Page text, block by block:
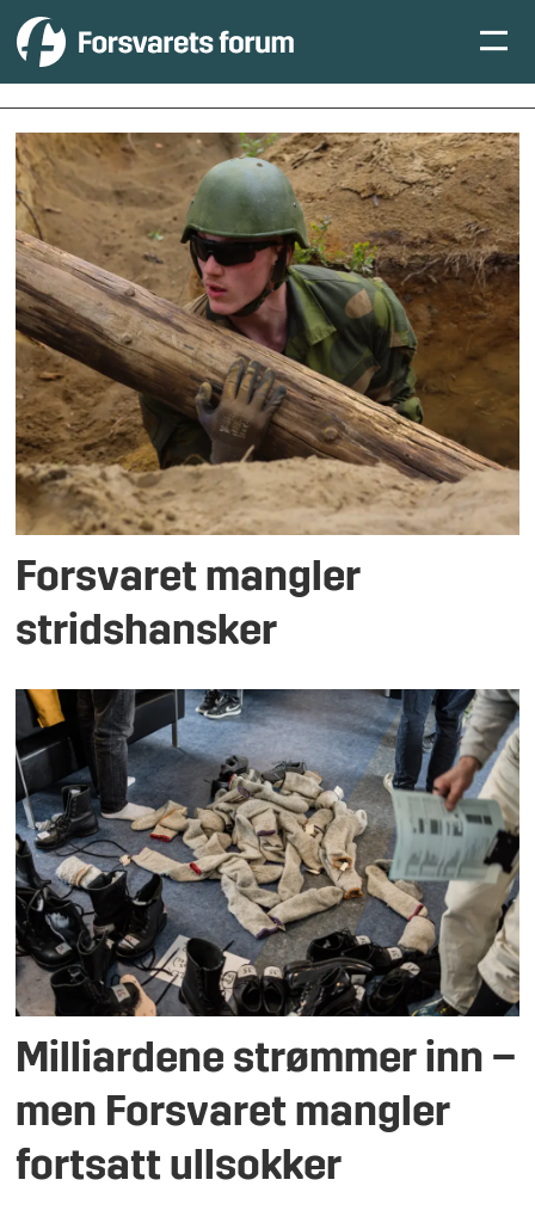
Tag:
pbu
Forsvaret mangler
stridshansker
Milliardene strømmer inn –
men Forsvaret mangler
fortsatt ullsokker